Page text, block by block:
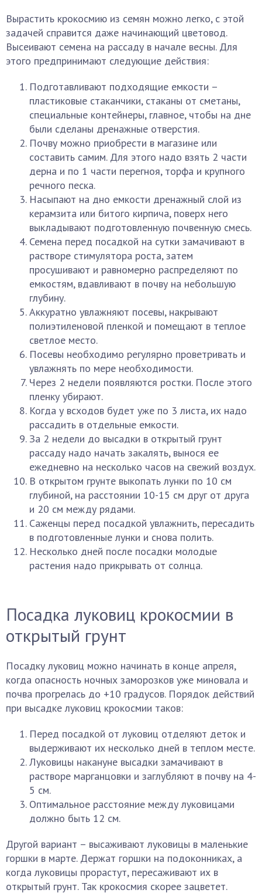
Вырастить крокосмию из семян можно легко, с этой
задачей справится даже начинающий цветовод.
Высеивают семена на рассаду в начале весны. Для
этого предпринимают следующие действия:
Подготавливают подходящие емкости –
пластиковые стаканчики, стаканы от сметаны,
специальные контейнеры, главное, чтобы на дне
были сделаны дренажные отверстия.
Почву можно приобрести в магазине или
составить самим. Для этого надо взять 2 части
дерна и по 1 части перегноя, торфа и крупного
речного песка.
Насыпают на дно емкости дренажный слой из
керамзита или битого кирпича, поверх него
выкладывают подготовленную почвенную смесь.
Семена перед посадкой на сутки замачивают в
растворе стимулятора роста, затем
просушивают и равномерно распределяют по
емкостям, вдавливают в почву на небольшую
глубину.
Аккуратно увлажняют посевы, накрывают
полиэтиленовой пленкой и помещают в теплое
светлое место.
Посевы необходимо регулярно проветривать и
увлажнять по мере необходимости.
Через 2 недели появляются ростки. После этого
пленку убирают.
Когда у всходов будет уже по 3 листа, их надо
рассадить в отдельные емкости.
За 2 недели до высадки в открытый грунт
рассаду надо начать закалять, вынося ее
ежедневно на несколько часов на свежий воздух.
В открытом грунте выкопать лунки по 10 см
глубиной, на расстоянии 10-15 см друг от друга
и 20 см между рядами.
Саженцы перед посадкой увлажнить, пересадить
в подготовленные лунки и снова полить.
Несколько дней после посадки молодые
растения надо прикрывать от солнца.
Посадка луковиц крокосмии в
открытый грунт
Посадку луковиц можно начинать в конце апреля,
когда опасность ночных заморозков уже миновала и
почва прогрелась до +10 градусов. Порядок действий
при высадке луковиц крокосмии таков:
Перед посадкой от луковиц отделяют деток и
выдерживают их несколько дней в теплом месте.
Луковицы накануне высадки замачивают в
растворе марганцовки и заглубляют в почву на 4-
5 см.
Оптимальное расстояние между луковицами
должно быть 12 см.
Другой вариант – высаживают луковицы в маленькие
горшки в марте. Держат горшки на подоконниках, а
когда луковицы прорастут, пересаживают их в
открытый грунт. Так крокосмия скорее зацветет.